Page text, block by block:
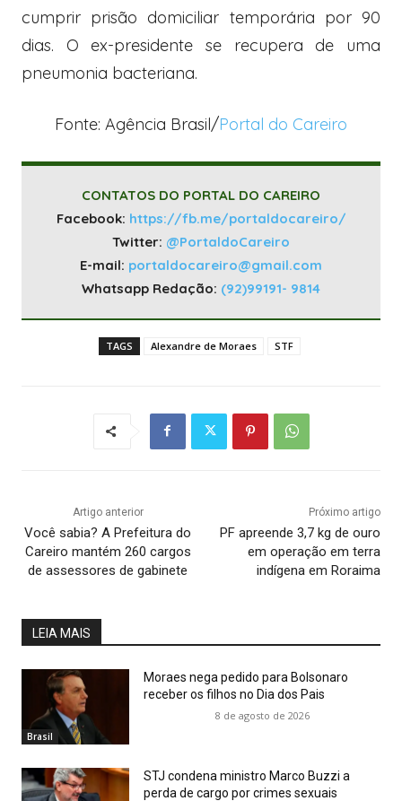
cumprir prisão domiciliar temporária por 90
dias. O ex-presidente se recupera de uma
pneumonia bacteriana.
Fonte: Agência Brasil/Portal do Careiro
CONTATOS DO PORTAL DO CAREIRO
Facebook: https://fb.me/portaldocareiro/
Twitter: @PortaldoCareiro
E-mail: portaldocareiro@gmail.com
Whatsapp Redação: (92)99191- 9814
TAGS Alexandre de Moraes STF
Artigo anterior
Você sabia? A Prefeitura do
Careiro mantém 260 cargos
de assessores de gabinete
Próximo artigo
PF apreende 3,7 kg de ouro
em operação em terra
indígena em Roraima
LEIA MAIS
Brasil
Moraes nega pedido para Bolsonaro
receber os filhos no Dia dos Pais
8 de agosto de 2026
STJ condena ministro Marco Buzzi a
perda de cargo por crimes sexuais